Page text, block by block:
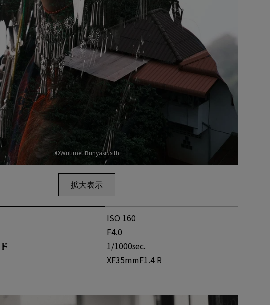
©Wutimet Bunyasirisith
拡大表示
ド
ISO 160
F4.0
1/1000sec.
XF35mmF1.4 R